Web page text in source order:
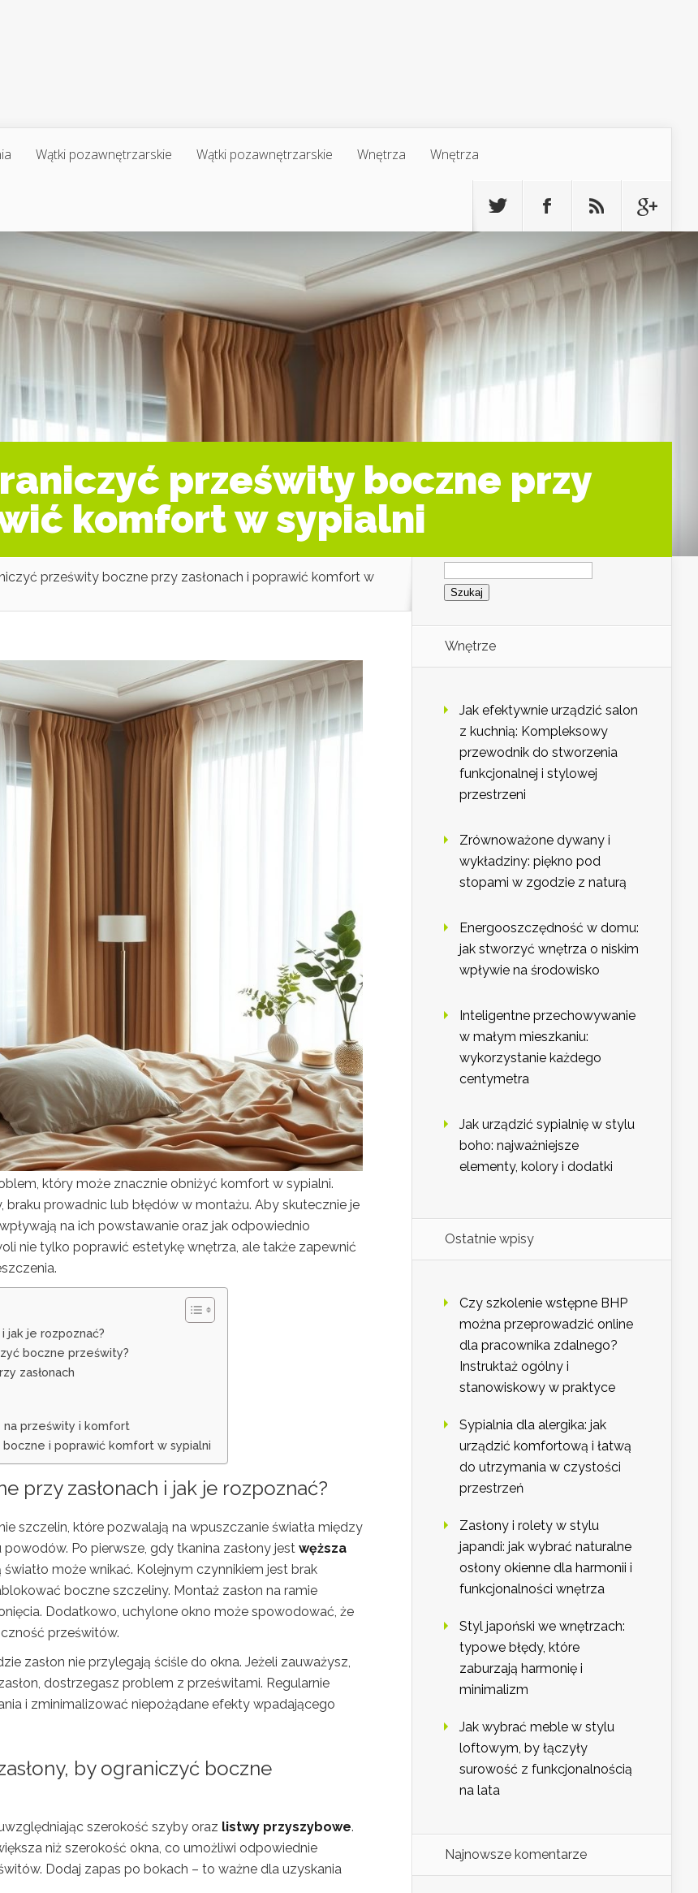
Wątki pozawnętrzarskie Wątki pozawnętrzarskie Wnętrza Wnętrza
prześwity boczne przy
komfort w sypialni
prześwity boczne przy zasłonach i poprawić komfort w
który może znacznie obniżyć komfort w sypialni.
prowadnic lub błędów w montażu. Aby skutecznie je
na ich powstawanie oraz jak odpowiednio
nie tylko poprawić estetykę wnętrza, ale także zapewnić
jak je rozpoznać?
boczne prześwity?
zasłonach
na prześwity i komfort
boczne i poprawić komfort w sypialni
przy zasłonach i jak je rozpoznać?
szczelin, które pozwalają na wpuszczanie światła między
Po pierwsze, gdy tkanina zasłony jest węższa
może wnikać. Kolejnym czynnikiem jest brak
boczne szczeliny. Montaż zasłon na ramie
Dodatkowo, uchylone okno może spowodować, że
prześwitów.
zasłon nie przylegają ściśle do okna. Jeżeli zauważysz,
dostrzegasz problem z prześwitami. Regularnie
i zminimalizować niepożądane efekty wpadającego
by ograniczyć boczne
szerokość szyby oraz listwy przyszybowe.
niż szerokość okna, co umożliwi odpowiednie
Dodaj zapas po bokach – to ważne dla uzyskania
Szukaj:
Wnętrze
Jak efektywnie urządzić salon
z kuchnią: Kompleksowy
przewodnik do stworzenia
funkcjonalnej i stylowej
przestrzeni
Zrównoważone dywany i
wykładziny: piękno pod
stopami w zgodzie z naturą
Energooszczędność w domu:
jak stworzyć wnętrza o niskim
wpływie na środowisko
Inteligentne przechowywanie
w małym mieszkaniu:
wykorzystanie każdego
centymetra
Jak urządzić sypialnię w stylu
boho: najważniejsze
elementy, kolory i dodatki
Ostatnie wpisy
Czy szkolenie wstępne BHP
można przeprowadzić online
dla pracownika zdalnego?
Instruktaż ogólny i
stanowiskowy w praktyce
Sypialnia dla alergika: jak
urządzić komfortową i łatwą
do utrzymania w czystości
przestrzeń
Zasłony i rolety w stylu
japandi: jak wybrać naturalne
osłony okienne dla harmonii i
funkcjonalności wnętrza
Styl japoński we wnętrzach:
typowe błędy, które
zaburzają harmonię i
minimalizm
Jak wybrać meble w stylu
loftowym, by łączyły
surowość z funkcjonalnością
na lata
Najnowsze komentarze